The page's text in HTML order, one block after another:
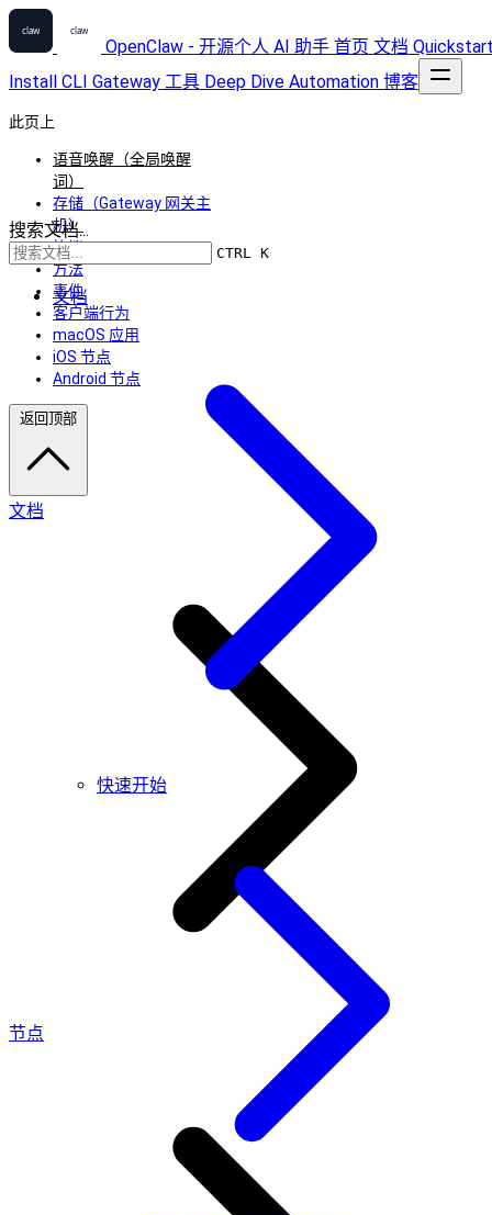
OpenClaw - 开源个人 AI 助手 首页 文档
Install CLI Gateway 工具 Deep Dive Automation 博客
搜索文档...
CTRL K
文档
快速开始
此页上
语音唤醒（全局唤醒
词）
存储（Gateway 网关主
机）
协议
方法
事件
客户端行为
macOS 应用
iOS 节点
Android 节点
返回顶部
文档
节点